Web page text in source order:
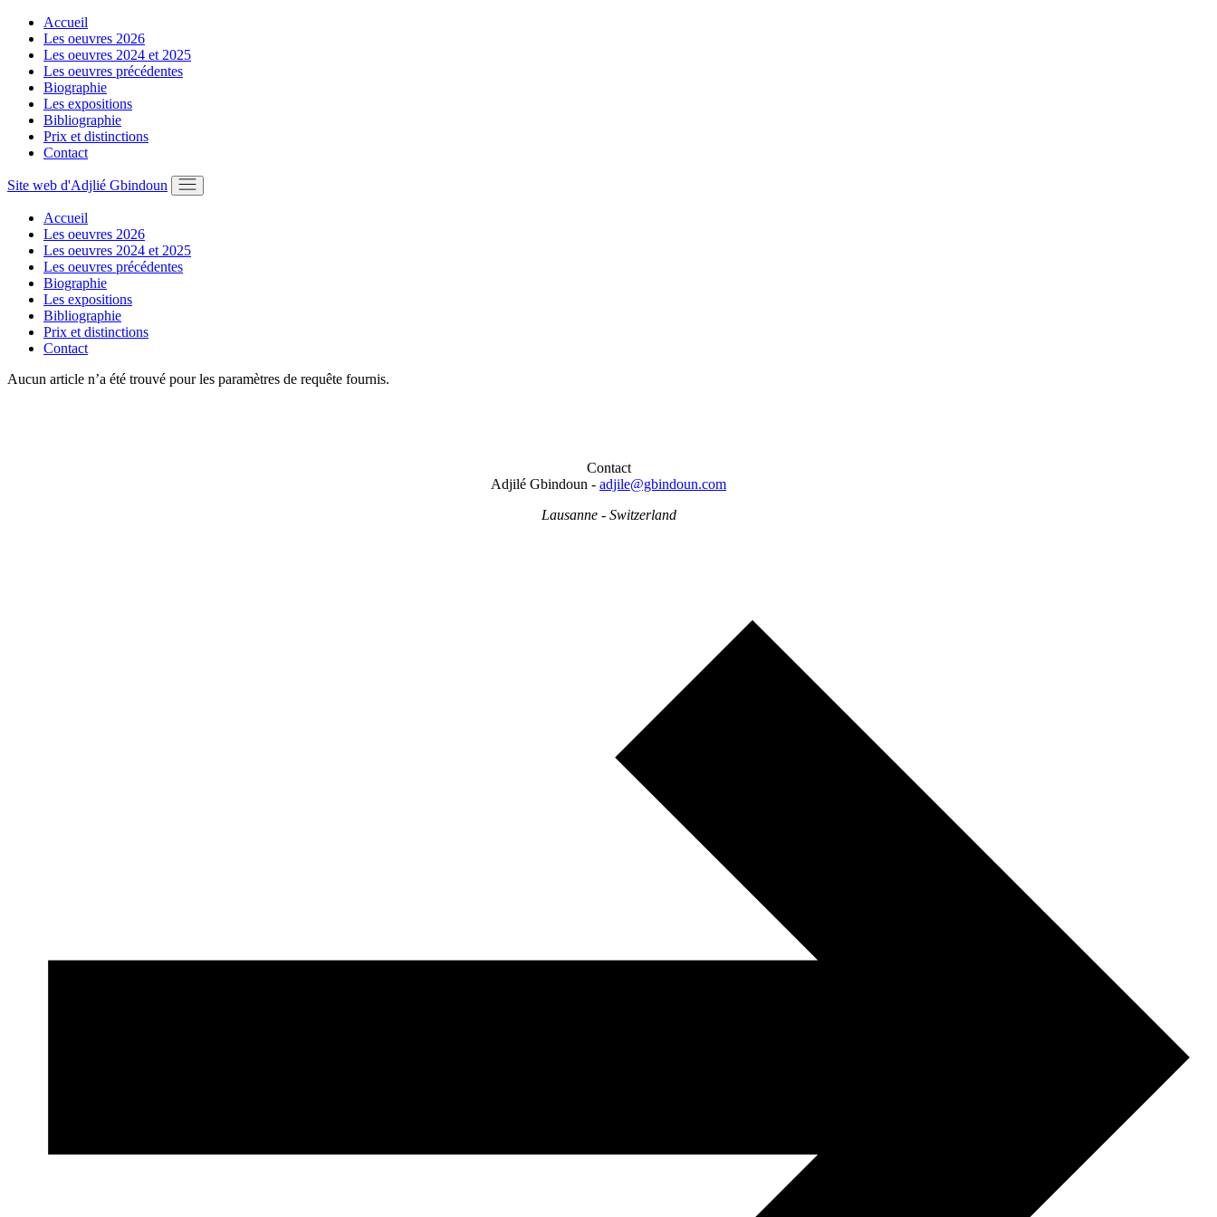
Aller
contenu
Accueil
Les oeuvres 2026
Les oeuvres 2024 et 2025
Les oeuvres précédentes
Biographie
Les expositions
Bibliographie
Prix et distinctions
Contact
Site web d'Adjlié Gbindoun
Accueil
Les oeuvres 2026
Les oeuvres 2024 et 2025
Les oeuvres précédentes
Biographie
Les expositions
Bibliographie
Prix et distinctions
Contact
Aucun article n’a été trouvé pour les paramètres de requête fournis.
Contact
Adjilé Gbindoun - adjile@gbindoun.com
Lausanne - Switzerland